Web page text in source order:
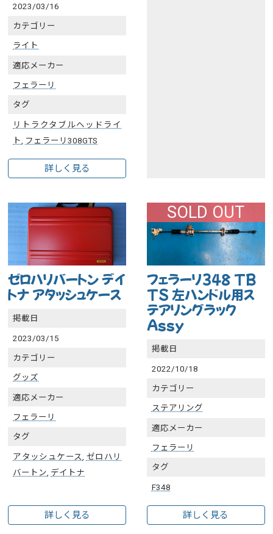
2023/03/16
カテゴリー
ライト
適応メーカー
フェラーリ
タグ
リトラクタブルヘッドライ
ト
フェラーリ308GTS
詳しく見る
ゼロハリバートン デイ
トナ アタッシュケース
掲載日
2023/03/15
カテゴリー
グッズ
適応メーカー
フェラーリ
タグ
アタッシュケース
ゼロハリ
バートン デイトナ
詳しく見る
SOLD OUT
フェラーリ348 TB
TS 左ハンドル用ス
テアリングラック
Assy
掲載日
2022/10/18
カテゴリー
ステアリング
適応メーカー
フェラーリ
タグ
F348
詳しく見る